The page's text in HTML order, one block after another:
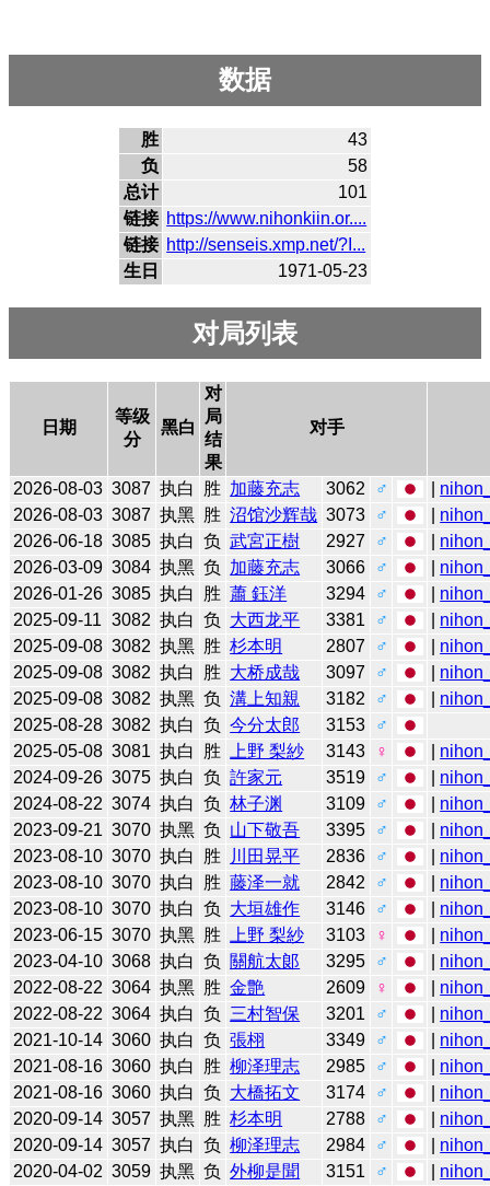
数据
胜
43
负
58
总计
101
链接 https://www.nihonkiin.or....
链接 http://senseis.xmp.net/?I...
生日
1971-05-23
对局列表
日期
等级
分
黑白
对
局
结
果
对手
2026-08-03 3087 执白 胜 加藤充志 3062 ♂
2026-08-03 3087 执黑 胜 沼馆沙辉哉 3073 ♂
2026-06-18 3085 执白 负 武宮正樹 2927 ♂
2026-03-09 3084 执黑 负 加藤充志 3066 ♂
2026-01-26 3085 执白 胜 蕭 鈺洋 3294 ♂
2025-09-11 3082 执白 负 大西龙平 3381 ♂
2025-09-08 3082 执黑 胜 杉本明 2807 ♂
2025-09-08 3082 执白 胜 大桥成哉 3097 ♂
2025-09-08 3082 执黑 负 溝上知親 3182 ♂
2025-08-28 3082 执白 负 今分太郎 3153
♂
2025-05-08 3081 执白 胜 上野 梨紗 3143 ♀
2024-09-26 3075 执白 负 許家元 3519 ♂
2024-08-22 3074 执白 负 林子渊 3109 ♂
2023-09-21 3070 执黑 负 山下敬吾 3395 ♂
2023-08-10 3070 执白 胜 川田晃平 2836 ♂
2023-08-10 3070 执白 胜 藤泽一就 2842 ♂
2023-08-10 3070 执白 负 大垣雄作 3146 ♂
2023-06-15 3070 执黑 胜 上野 梨紗 3103 ♀
2023-04-10 3068 执白 负 關航太郞 3295 ♂
2022-08-22 3064 执黑 胜 金艶 2609 ♀
2022-08-22 3064 执白 负 三村智保 3201 ♂
2021-10-14 3060 执白 负 張栩 3349 ♂
2021-08-16 3060 执白 胜 柳泽理志 2985 ♂
2021-08-16 3060 执白 负 大橋拓文 3174 ♂
2020-09-14 3057 执黑 胜 杉本明 2788 ♂
2020-09-14 3057 执白 负 柳泽理志 2984 ♂
2020-04-02 3059 执黑 负 外柳是聞 3151 ♂